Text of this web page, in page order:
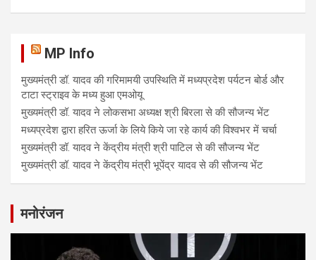
MP Info
मुख्यमंत्री डॉ. यादव की गरिमामयी उपस्थिति में मध्यप्रदेश पर्यटन बोर्ड और
टाटा स्ट्राइव के मध्य हुआ एमओयू
मुख्यमंत्री डॉ. यादव ने लोकसभा अध्यक्ष श्री बिरला से की सौजन्य भेंट
मध्यप्रदेश द्वारा हरित ऊर्जा के लिये किये जा रहे कार्य की विश्वभर में चर्चा
मुख्यमंत्री डॉ. यादव ने केंद्रीय मंत्री श्री पाटिल से की सौजन्य भेंट
मुख्यमंत्री डॉ. यादव ने केंद्रीय मंत्री भूपेंद्र यादव से की सौजन्य भेंट
मनोरंजन